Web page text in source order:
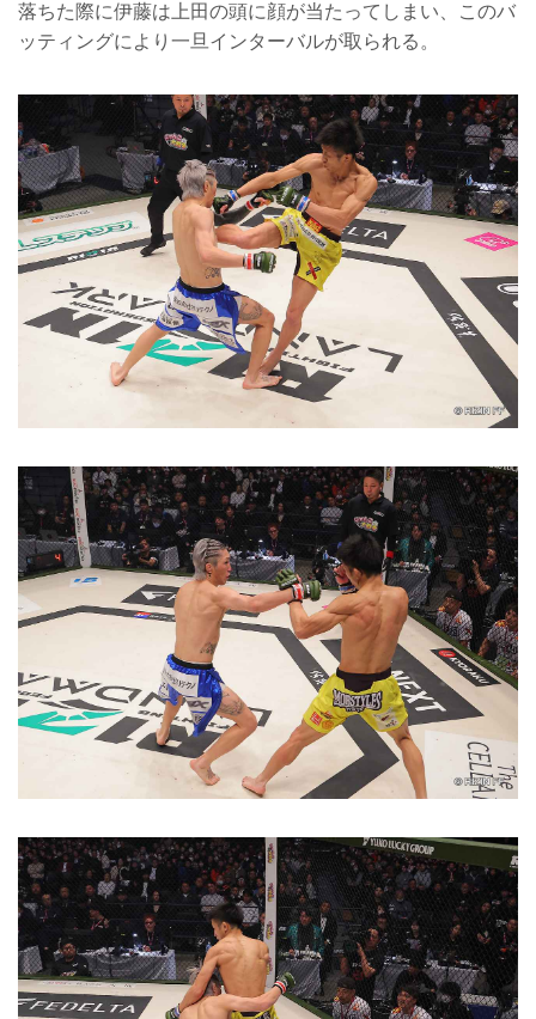
落ちた際に伊藤は上田の頭に顔が当たってしまい、このバ
ッティングにより一旦インターバルが取られる。